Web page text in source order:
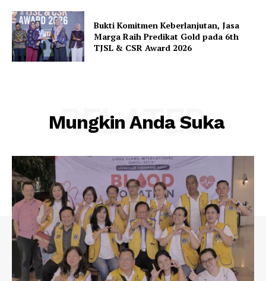
Bukti Komitmen Keberlanjutan, Jasa
Marga Raih Predikat Gold pada 6th
TJSL & CSR Award 2026
Mungkin Anda Suka
RELATED